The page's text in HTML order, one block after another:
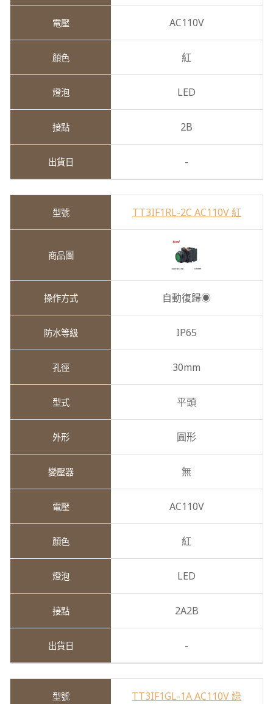
AC110V
紅
LED
2B
-
TT3IF1RL-2C AC110V 紅
自動復歸◉
IP65
30mm
平頭
圓形
無
AC110V
紅
LED
2A2B
-
TT3IF1GL-1A AC110V 綠